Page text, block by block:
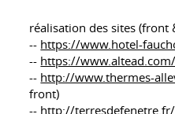
réalisation des sites (front
-- https://www.hotel-
-- https://www.altead.com/
-- http://www.thermes-
front)
-- http://terresdefenetre.fr/